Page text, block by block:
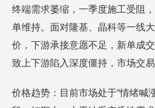
终端需求萎缩，一季度施工受阻
单维持。面对隆基、晶科等一线
价，下游承接意愿不足，新单成
致上下游陷入深度僵持，市场交易
价格趋势：目前市场处于“情绪喊